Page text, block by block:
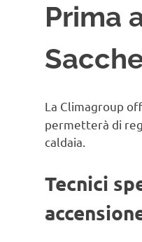
Prima
La Climagroup
permetterà di
caldaia.
Tecnici